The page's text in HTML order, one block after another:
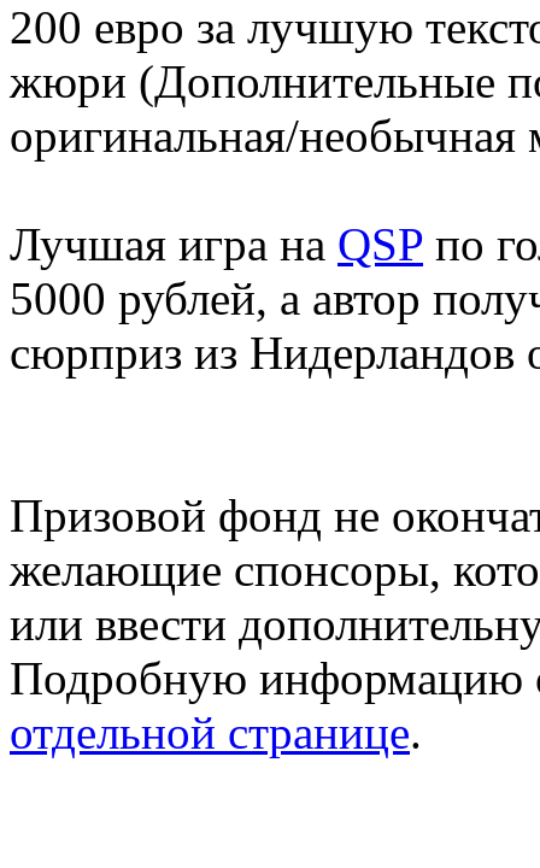
200 евро за лучшую
жюри (Дополнительные
оригинальная/
Лучшая игра на QSP по
5000 рублей, а автор
сюрприз из Нидерландов
Призовой фонд не
желающие спонсоры,
или ввести
Подробную информацию
отдельной странице.